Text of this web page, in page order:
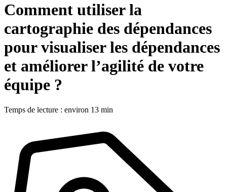
Comment utiliser la
cartographie des dépendances
pour visualiser les dépendances
et améliorer l’agilité de votre
équipe ?
Temps de lecture : environ 13 min